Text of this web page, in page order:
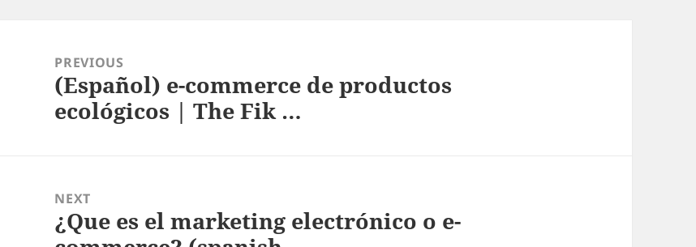
navigationPREVIOUS
Previous
post:
(Español) e-commerce de productos
ecológicos | The Fik …
NEXT
Next
¿Que es el marketing electrónico o e-